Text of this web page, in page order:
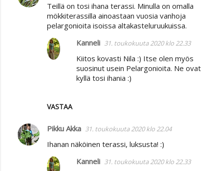
Teillä on tosi ihana terassi. Minulla on omalla
mökkiterassilla ainoastaan vuosia vanhoja
pelargonioita isoissa altakasteluruukuissa.
VASTAA
Kanneli 31. toukokuuta 2020 klo 22.33
Kiitos kovasti Nila :) Itse olen myös
suosinut usein Pelargonioita. Ne ovat
kyllä tosi ihania :)
Pikku Akka 31. toukokuuta 2020 klo 22.04
Ihanan näköinen terassi, luksusta! :)
Kanneli 31. toukokuuta 2020 klo 22.33